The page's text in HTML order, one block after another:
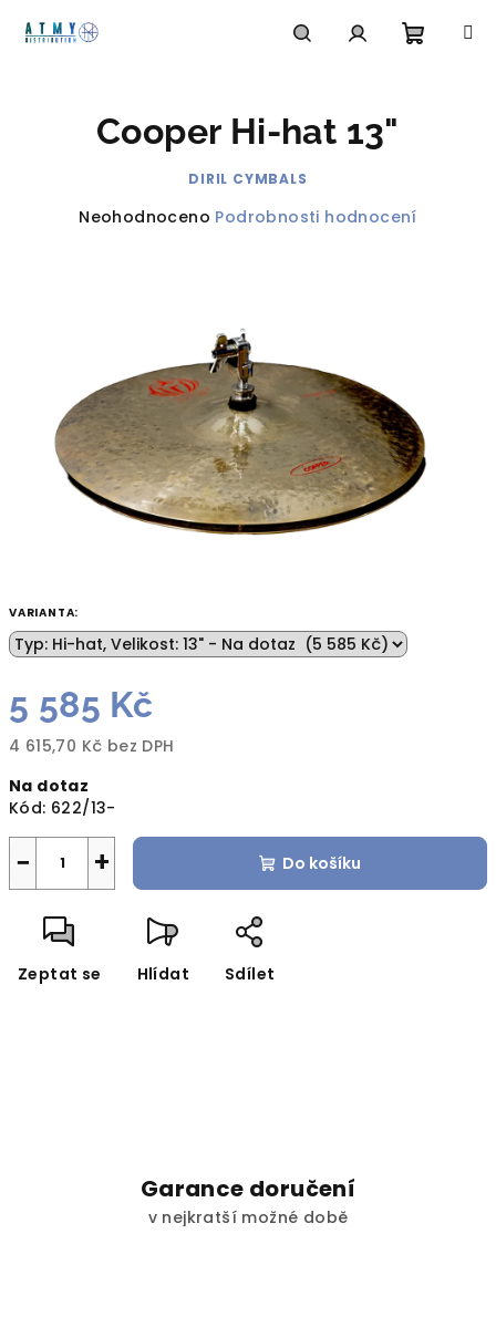
VARIANTA:
5 585 Kč
4 615,70 Kč bez DPH
cena:
Na dotaz
Kód: 622/13-
+
− Do košíku
Zeptat se Hlídat Sdílet
Cooper Hi-hat 13"
DIRIL CYMBALS
Průměrné
hvězdiček.
Neohodnoceno Podrobnosti hodnocení
Garance doručení
v nejkratší možné době